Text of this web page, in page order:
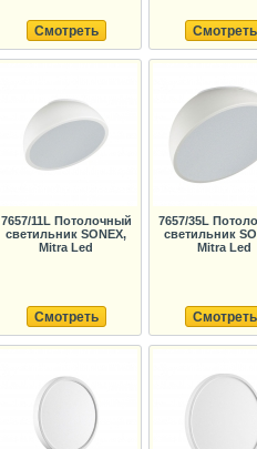
Смотреть Смотреть
7657/11L Потолочный
светильник SONEX,
Mitra Led
Смотреть
7657/35L
светильник
Mitra Led
Смотреть